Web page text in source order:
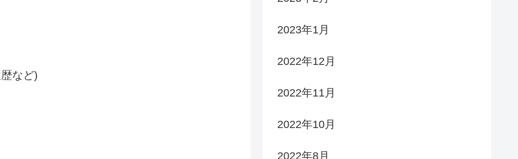
など)
2023年1月
2022年12月
2022年11月
2022年10月
2022年8月